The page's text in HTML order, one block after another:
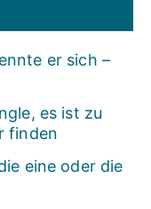
er sich –
es ist zu
finden
eine oder die